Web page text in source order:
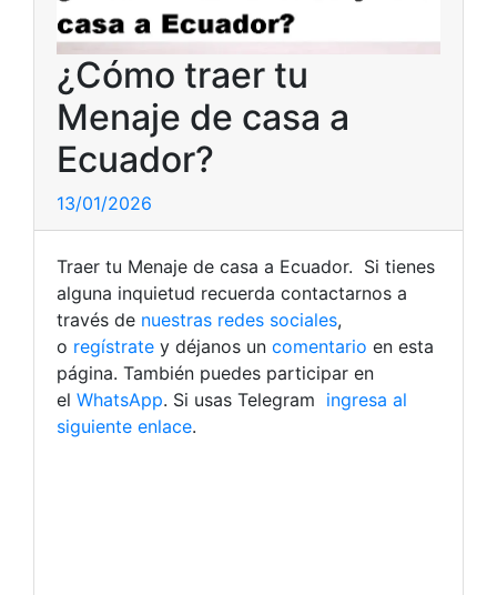
¿Cómo traer tu
Menaje de casa a
Ecuador?
13/01/2026
Traer tu Menaje de casa a Ecuador. Si tienes
alguna inquietud recuerda contactarnos a
través de nuestras redes sociales,
o regístrate y déjanos un comentario en esta
página. También puedes participar en
el WhatsApp. Si usas Telegram ingresa al
siguiente enlace.